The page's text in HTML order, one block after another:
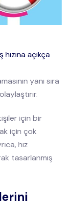
açıkça
yanı sıra
için bir
için çok
hız
tasarlanmış